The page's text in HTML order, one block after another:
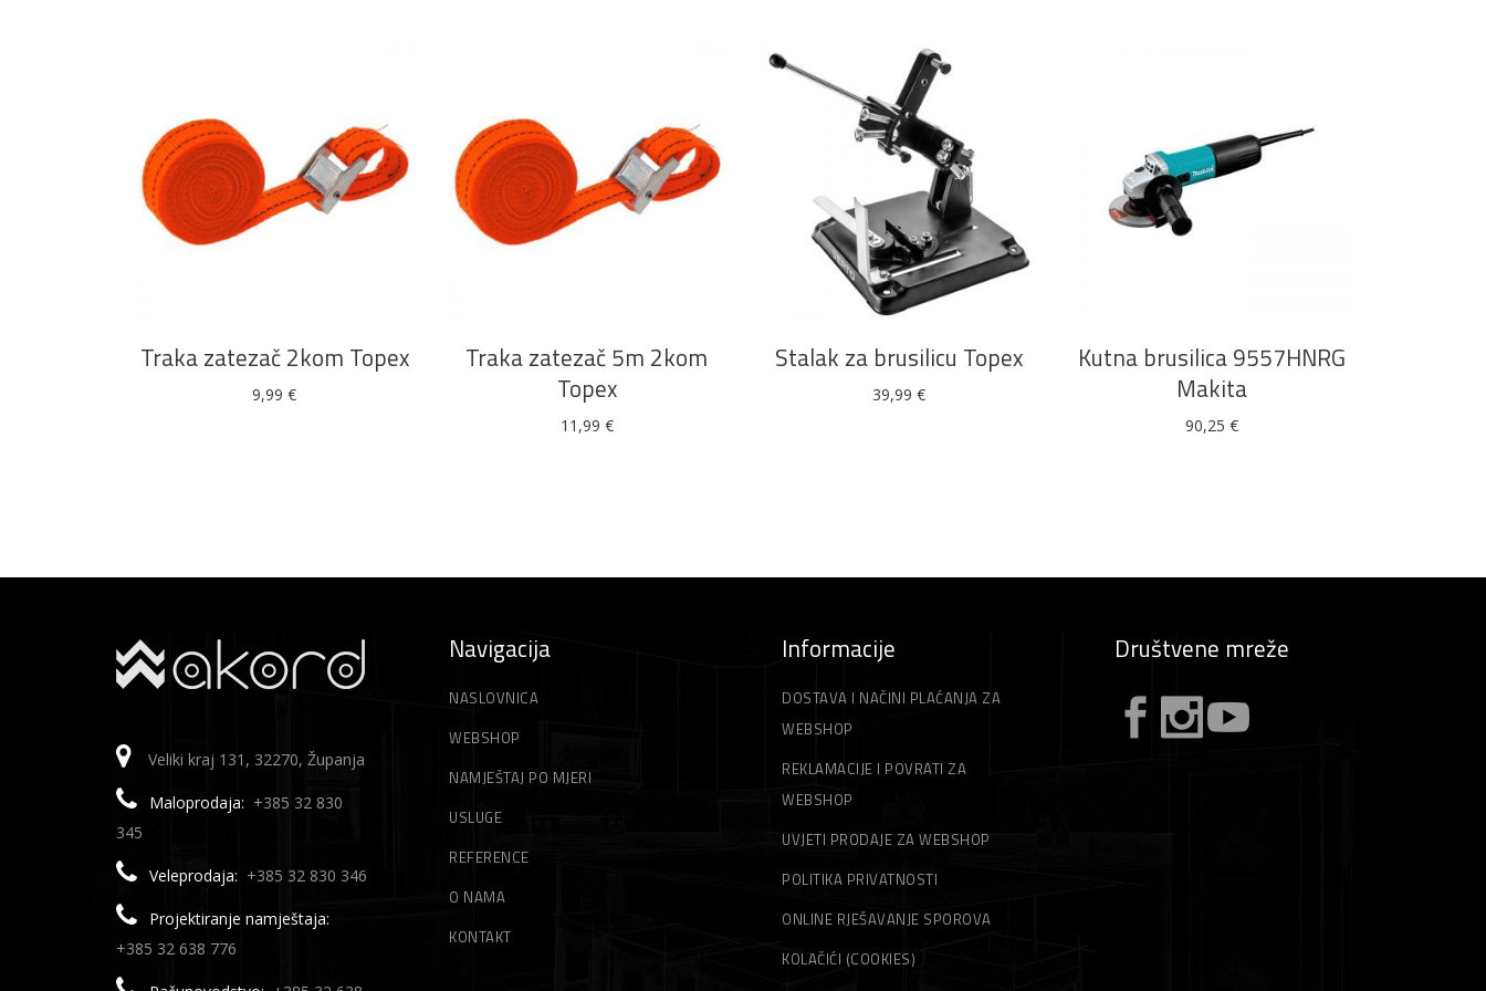
Traka zatezač 2kom Topex
9,99€
Traka zatezač 5m 2kom
Topex
11,99 €
DODAJ U KOŠARICU
Stalak za brusilicu Topex
39,99€
Kutna brusilica 9557HNRG
Makita
90,25 €
Veliki kraj 131, 32270, Županja
Maloprodaja: +385 32 830
345
Veleprodaja: +385 32 830 346
Projektiranje namještaja:
+385 32 638 776
Navigacija
NASLOVNICA
WEBSHOP
NAMJEŠTAJ PO MJERI
USLUGE
REFERENCE
O NAMA
KONTAKT
Informacije
DOSTAVA I NAČINI PLAĆANJA ZA
WEBSHOP
REKLAMACIJE I POVRATI ZA
WEBSHOP
UVJETI PRODAJE ZA WEBSHOP
POLITIKA PRIVATNOSTI
ONLINE RJEŠAVANJE SPOROVA
KOLAČIĆI (COOKIES)
Društvene mreže